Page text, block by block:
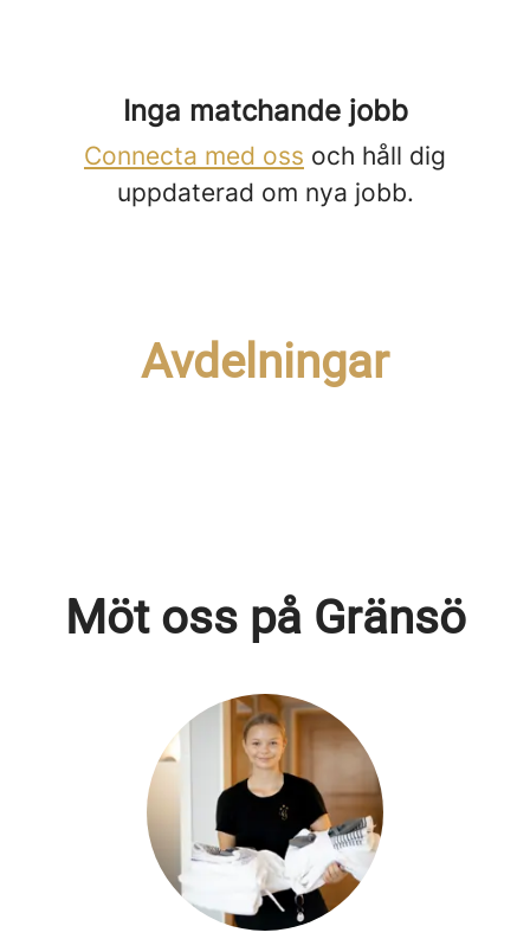
Inga matchande jobb
Connecta med oss och håll dig
uppdaterad om nya jobb.
Avdelningar
Möt oss på Gränsö